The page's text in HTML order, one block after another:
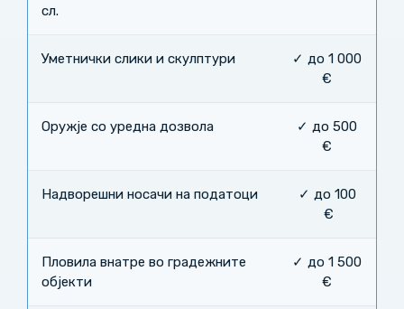
сл.
Уметнички слики и скулптури
✓ до 1 000
€
Оружје со уредна дозвола
✓ до 500
€
Надворешни носачи на податоци
✓ до 100
€
Пловила внатре во градежните
објекти
✓ до 1 500
€